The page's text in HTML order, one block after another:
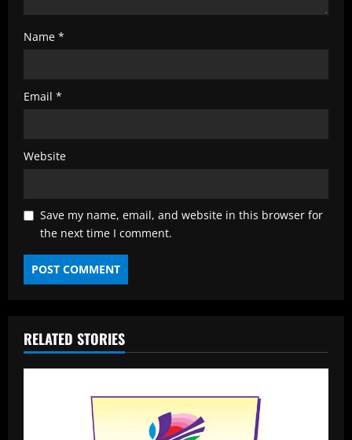
Name *
Email *
Website
Save my name, email, and website in this browser for
the next time I comment.
RELATED STORIES